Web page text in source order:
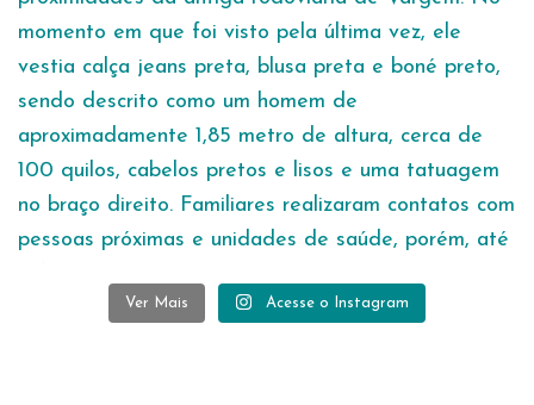
Ver Mais Acesse o Instagram